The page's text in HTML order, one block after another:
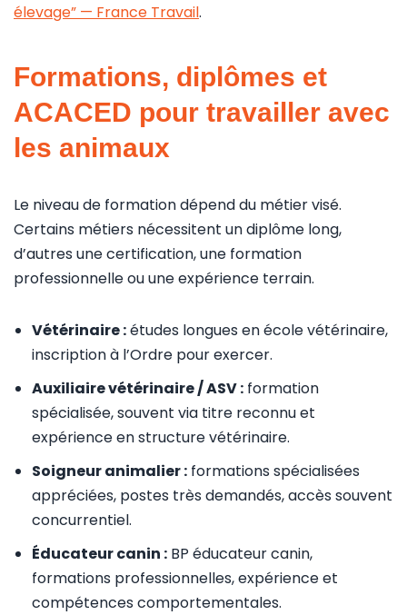
élevage” — France Travail.
Formations, diplômes et
ACACED pour travailler avec
les animaux
Le niveau de formation dépend du métier visé.
Certains métiers nécessitent un diplôme long,
d’autres une certification, une formation
professionnelle ou une expérience terrain.
Vétérinaire :études longues en école vétérinaire,
inscription à l’Ordre pour exercer.
Auxiliaire vétérinaire / ASV : formation
spécialisée, souvent via titre reconnu et
expérience en structure vétérinaire.
Soigneur animalier : formations spécialisées
appréciées, postes très demandés, accès souvent
concurrentiel.
Éducateur canin : BP éducateur canin,
formations professionnelles, expérience et
compétences comportementales.